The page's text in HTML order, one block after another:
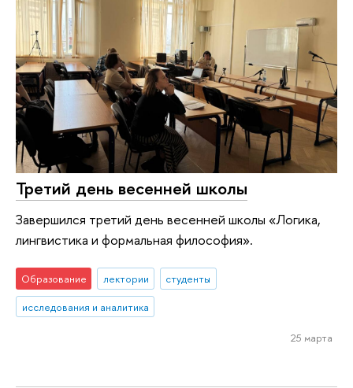
Третий день весенней школы
Завершился третий день весенней школы «Логика,
лингвистика и формальная философия».
Образование лектории
студенты
исследования и аналитика
25 марта